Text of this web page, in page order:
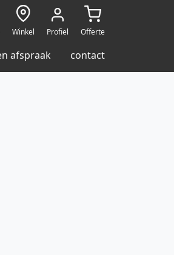
Winkel Profiel Offerte
afspraak contact